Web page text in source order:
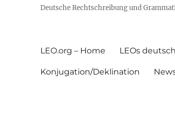
Deutsche Rechtschreibung und
LEO.org – Home LEOs
Konjugation/Deklination